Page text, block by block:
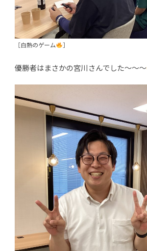
［白熱のゲーム ］
優勝者はまさかの宮川さんでした～～～